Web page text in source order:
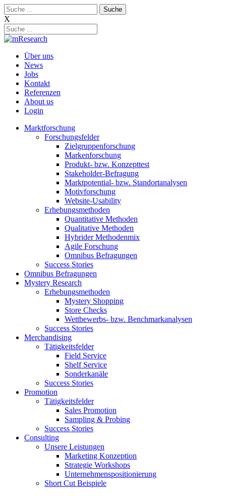
Skip
to
content
Suche:
X
Über uns
News
Jobs
Kontakt
Referenzen
About us
Login
Marktforschung
Forschungsfelder
Zielgruppenforschung
Markenforschung
Produkt- bzw. Konzepttest
Stakeholder-Befragung
Marktpotential- bzw. Standortanalysen
Motivforschung
Website-Usability
Erhebungsmethoden
Quantitative Methoden
Qualitative Methoden
Hybrider Methodenmix
Agile Forschung
Omnibus Befragungen
Success Stories
Omnibus Befragungen
Mystery Research
Erhebungsmethoden
Mystery Shopping
Store Checks
Wettbewerbs- bzw. Benchmarkanalysen
Success Stories
Merchandising
Tätigkeitsfelder
Field Service
Shelf Service
Sonderkanäle
Success Stories
Promotion
Tätigkeitsfelder
Sales Promotion
Sampling & Probing
Success Stories
Consulting
Unsere Leistungen
Marketing Konzeption
Strategie Workshops
Unternehmenspositionierung
Short Cut Beispiele